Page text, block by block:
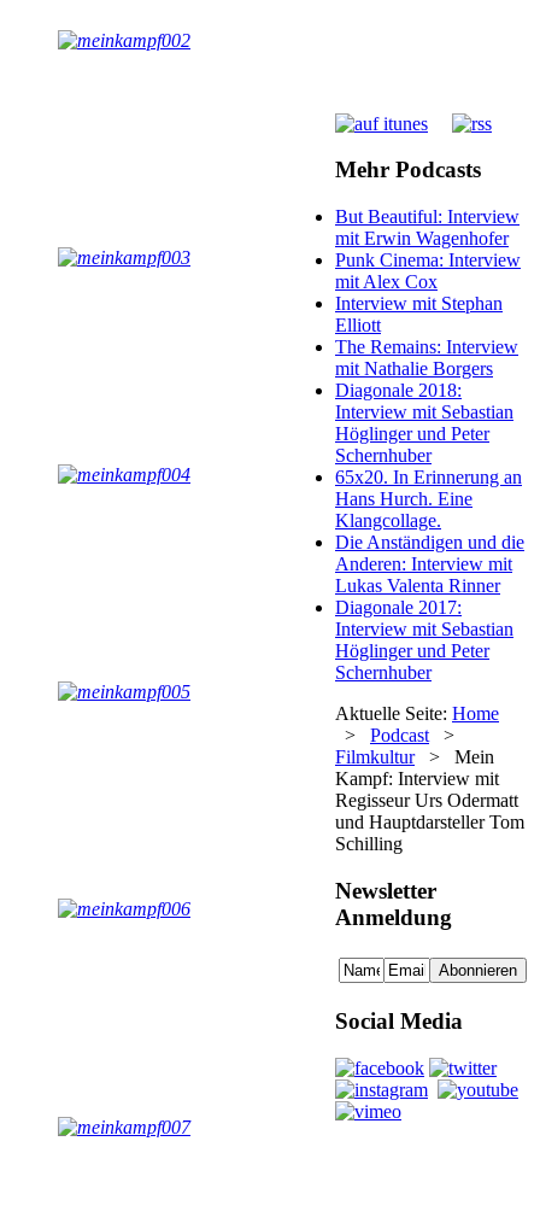
Mehr Podcasts
But Beautiful: Interview
mit Erwin Wagenhofer
Punk Cinema: Interview
mit Alex Cox
Interview mit Stephan
Elliott
The Remains: Interview
mit Nathalie Borgers
Diagonale 2018:
Interview mit Sebastian
Höglinger und Peter
Schernhuber
65x20. In Erinnerung an
Hans Hurch. Eine
Klangcollage.
Die Anständigen und die
Anderen: Interview mit
Lukas Valenta Rinner
Diagonale 2017:
Interview mit Sebastian
Höglinger und Peter
Schernhuber
Aktuelle Seite: Home
> Podcast
>
Filmkultur
> Mein
Kampf: Interview mit
Regisseur Urs Odermatt
und Hauptdarsteller Tom
Schilling
Newsletter
Anmeldung
Social Media